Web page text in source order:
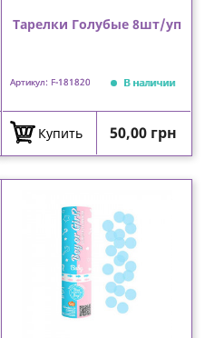
Тарелки Голубые 8шт/уп
Артикул: F-181820 В наличии
Купить Цена
50,00 грн